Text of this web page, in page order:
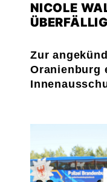
NICOLE
Zur
Oranienburg